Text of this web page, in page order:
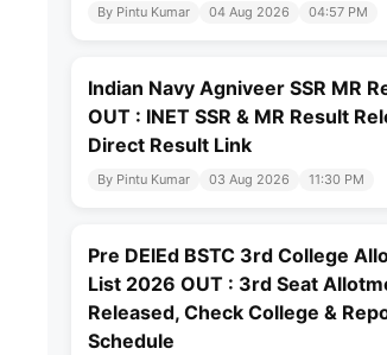
By Pintu Kumar 04 Aug 2026 04:57 PM
Indian Navy Agniveer SSR MR
OUT : INET SSR & MR Result
Direct Result Link
By Pintu Kumar 03 Aug 2026 11:30 PM
Pre DElEd BSTC 3rd College
List 2026 OUT : 3rd Seat
Released, Check College &
Schedule